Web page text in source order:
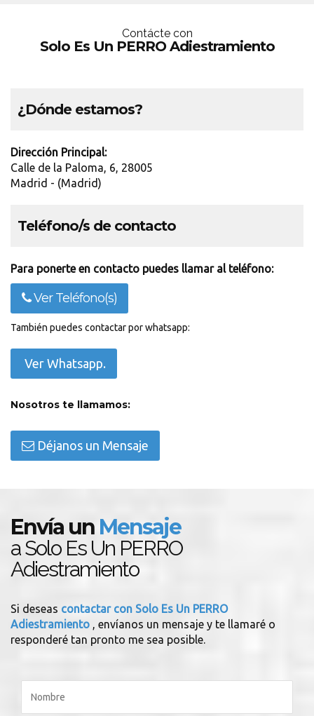
Contácte con
Solo Es Un PERRO Adiestramiento
¿Dónde estamos?
Dirección Principal:
Calle de la Paloma, 6, 28005
Madrid - (Madrid)
Teléfono/s de contacto
Para ponerte en contacto puedes llamar al teléfono:
Ver Teléfono(s)
También puedes contactar por whatsapp:
Ver Whatsapp.
Nosotros te llamamos:
Déjanos un Mensaje
Envía un Mensaje
a Solo Es Un PERRO
Adiestramiento
Si deseas contactar con Solo Es Un PERRO
Adiestramiento , envíanos un mensaje y te llamaré o
responderé tan pronto me sea posible.